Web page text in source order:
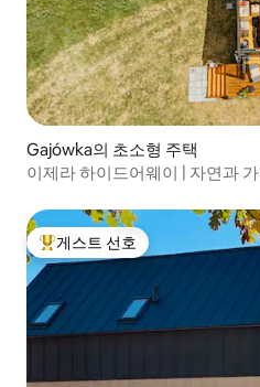
Gajówka의 초소형 주택
이제라 하이드어웨이 | 자연과
상위 게스트 선호
게스트 선호